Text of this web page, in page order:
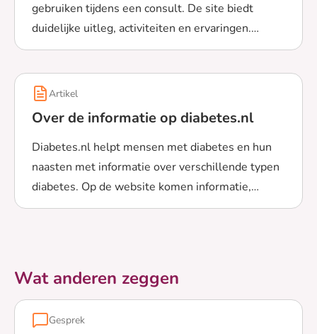
gebruiken tijdens een consult. De site biedt
duidelijke uitleg, activiteiten en ervaringen.
Ontdek hoe je diabetes.nl gebruikt, en ook hoe je
Lees meer over Diabetes.nl gebruiken in de
Artikel
Over de informatie op diabetes.nl
Diabetes.nl helpt mensen met diabetes en hun
naasten met informatie over verschillende typen
diabetes. Op de website komen informatie,
activiteiten en ervaringen samen op 1 plek.
Lees meer over Over de informatie op diabetes.nl
Wat anderen zeggen
Gesprek